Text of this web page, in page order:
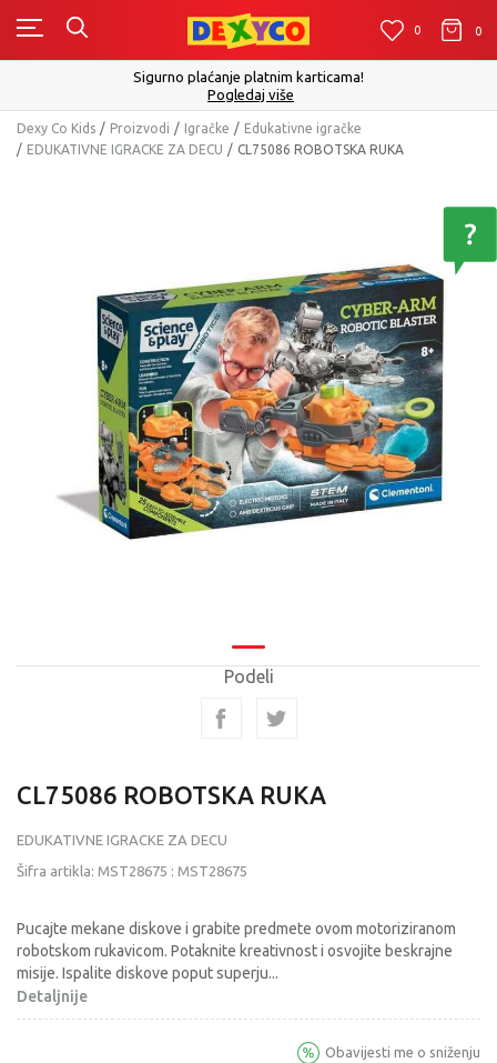
0 0
Sigurno plaćanje platnim karticama!
Pogledaj više
Dexy Co Kids Proizvodi Igračke
Edukativne igračke
EDUKATIVNE IGRACKE ZA DECU
CL75086 ROBOTSKA RUKA
Podeli
CL75086 ROBOTSKA RUKA
EDUKATIVNE IGRACKE ZA DECU
Šifra artikla: MST28675 : MST28675
Pucajte mekane diskove i grabite predmete ovom motoriziranom
robotskom rukavicom. Potaknite kreativnost i osvojite beskrajne
misije. Ispalite diskove poput superju...
Detaljnije
Obavijesti me o sniženju